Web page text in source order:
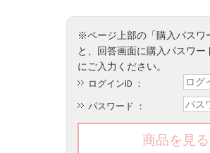
ログインID ：
パスワード ：